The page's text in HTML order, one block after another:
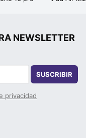
NEWSLETTER
SUSCRIBIR
privacidad